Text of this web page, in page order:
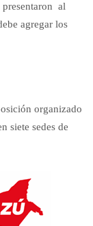
presentaron al
agregar los
organizado
siete sedes de